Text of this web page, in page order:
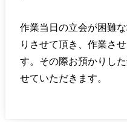
作業当日の立会が困難
りさせて頂き、作業さ
す。その際お預かりし
せていただきます。